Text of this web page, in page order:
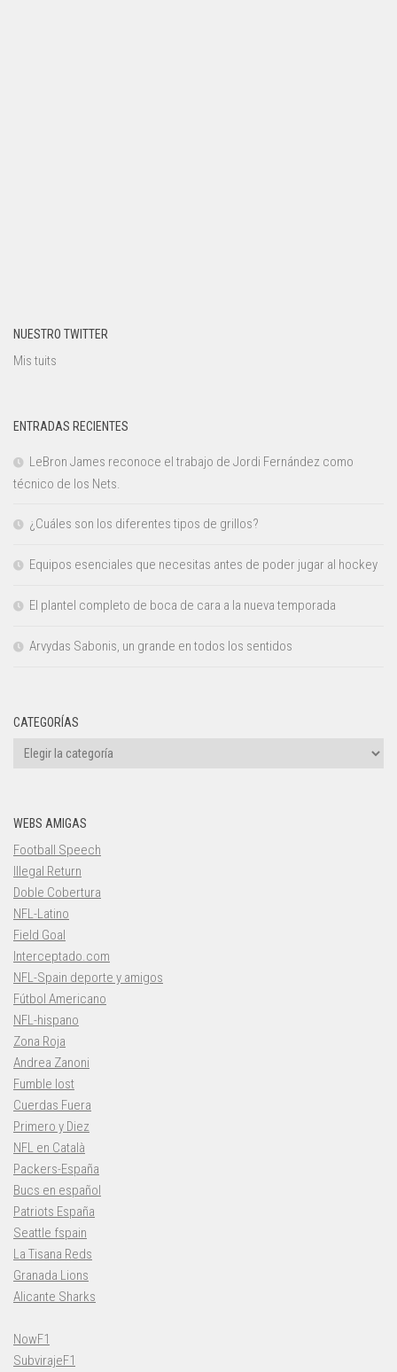
NUESTRO TWITTER
Mis tuits
ENTRADAS RECIENTES
LeBron James reconoce el trabajo de Jordi Fernández como
técnico de los Nets.
¿Cuáles son los diferentes tipos de grillos?
Equipos esenciales que necesitas antes de poder jugar al hockey
El plantel completo de boca de cara a la nueva temporada
Arvydas Sabonis, un grande en todos los sentidos
CATEGORÍAS
Categorías
WEBS AMIGAS
Football Speech
Illegal Return
Doble Cobertura
NFL-Latino
Field Goal
Interceptado.com
NFL-Spain deporte y amigos
Fútbol Americano
NFL-hispano
Zona Roja
Andrea Zanoni
Fumble lost
Cuerdas Fuera
Primero y Diez
NFL en Català
Packers-España
Bucs en español
Patriots España
Seattle fspain
La Tisana Reds
Granada Lions
Alicante Sharks
NowF1
SubvirajeF1